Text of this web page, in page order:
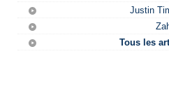
Justin
Tous les